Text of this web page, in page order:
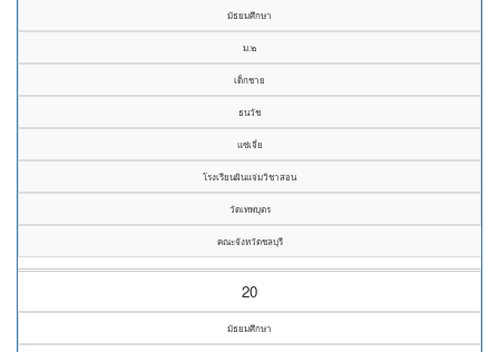
มัธยมศึกษา
ม.๒
เด็กชาย
ธนวัช
แซ่เจี่ย
โรงเรียนผินแจ่มวิชาสอน
วัดเทพบุตร
คณะจังหวัดชลบุรี
20
มัธยมศึกษา